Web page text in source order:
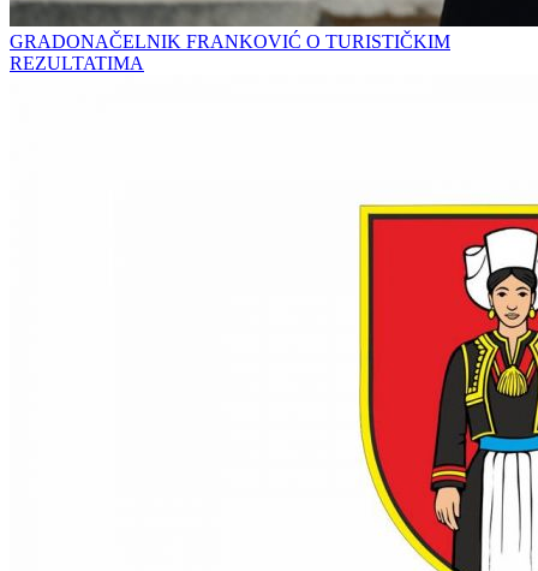
GRADONAČELNIK FRANKOVIĆ O TURISTIČKIM
REZULTATIMA